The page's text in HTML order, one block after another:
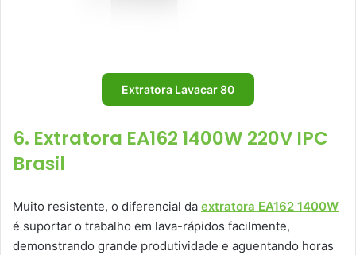
Extratora Lavacar 80
6. Extratora EA162 1400W 220V IPC
Brasil
Muito resistente, o diferencial da extratora EA162 1400W
é suportar o trabalho em lava-rápidos facilmente,
demonstrando grande produtividade e aguentando horas